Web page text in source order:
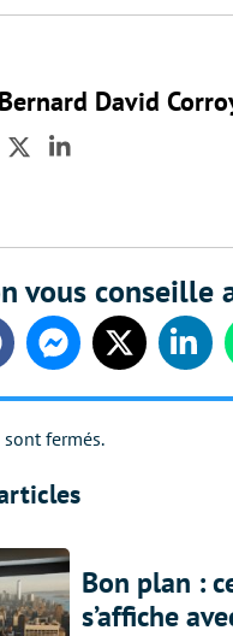
Bernard David
TwitterLinkedIn
vous conseille
MessengerTwitter
fermés.
Bon plan :
s’affiche